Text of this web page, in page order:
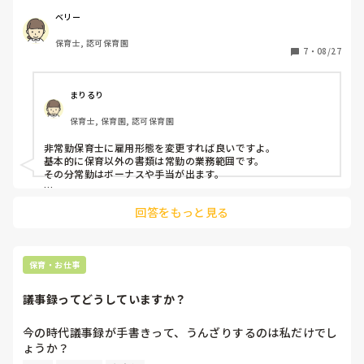
子どもの見守り、お帳面各程度の仕事ってなかなかないです
よね(⁠>⁠0⁠<⁠；⁠)
ベリー
保育士, 認可保育園
7 ・ 08/27
まりるり
保育士, 保育園, 認可保育園
非常勤保育士に雇用形態を変更すれば良いですよ。
基本的に保育以外の書類は常勤の業務範囲です。
その分常勤はボーナスや手当が出ます。
が、給与は時給制で残業も書類もありません。
口を揃えて書類や事務作業が苦手だから、という返答でした
よ。
回答をもっと見る
保育・お仕事
議事録ってどうしていますか？
今の時代議事録が手書きって、うんざりするのは私だけでし
ょうか？